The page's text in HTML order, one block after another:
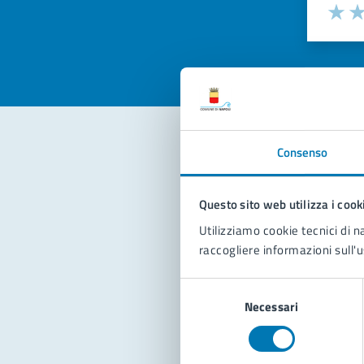
Consenso
Questo sito web utilizza i
Utilizziamo cookie tecnici di
raccogliere informazioni
Necessari
Valuta